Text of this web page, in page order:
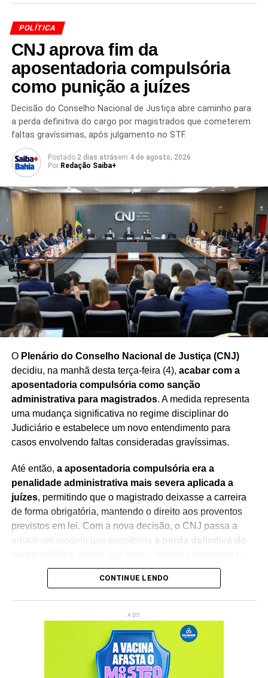
Pesquisas de intenção de voto não representam
resultado definitivo das eleições
para acompanhar a evolução do cenário político e das
tendências entre os eleitores.
A divulgação do levantamento ocorre em meio às
movimentações dos partidos e lideranças políticas para a
próxima disputa presidencial. Com o avanço do
calendário eleitoral, novas pesquisas deverão medir a
evolução dos índices de aprovação, rejeição e intenção
de voto dos possíveis candidatos.
O cenário político segue em constante transformação, e
especialistas destacam queas intenções de voto
podem variar ao longo do processo eleitoral,
influenciadas por fatores econômicos, sociais, decisões
partidárias e acontecimentos do cenário nacional.
Redação Saiba+
POLÍTICA
CNJ aprova fim da
aposentadoria compulsória
como punição a juízes
Decisão do Conselho Nacional de Justiça abre caminho para
a perda definitiva do cargo por magistrados que cometerem
faltas gravíssimas, após julgamento no STF.
Postado 2 dias atrásem 4 de agosto, 2026
Por Redação Saiba+
O Plenário do Conselho Nacional de Justiça (CNJ)
decidiu, na manhã desta terça-feira (4), acabar com a
aposentadoria compulsória como sanção
administrativa para magistrados. A medida representa
uma mudança significativa no regime disciplinar do
Judiciário e estabelece um novo entendimento para
casos envolvendo faltas consideradas gravíssimas.
Até então, a aposentadoria compulsória era a
penalidade administrativa mais severa aplicada a
juízes, permitindo que o magistrado deixasse a carreira
de forma obrigatória, mantendo o direito aos proventos
previstos em lei. Com a nova decisão, o CNJ passa a
adotar um modelo que possibilita
a perda definitiva do
observância das regras constitucionais.
Supremo Tribunal Federal (STF). Na abertura dos
trabalhos, o ministro destacou a importância do debate
institucional e ressaltou que a decisão representa um
avanço no aperfeiçoamento dos mecanismos de
CONTINUE LENDO
ADS